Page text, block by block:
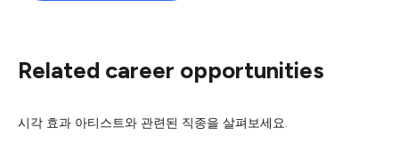
Related career opportunities
시각 효과 아티스트와 관련된 직종을 살펴보세요.